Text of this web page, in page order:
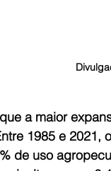
a maior
1985 e 2021,
de uso